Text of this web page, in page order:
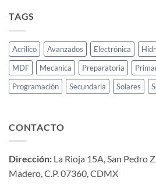
TAGS
Acrilico Avanzados Electrónica
MDF
Mecanica Preparatoria
Programación
Secundaria Solares
CONTACTO
Dirección: La Rioja 15A, San Pedro
Madero, C.P. 07360, CDMX